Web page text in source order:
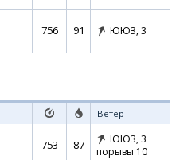
756 91 ЮЮЗ, 3
Ветер
753 87 ЮЮЗ, 3
порывы 10